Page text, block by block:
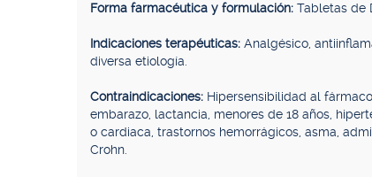
Forma farmacéutica y formulación: Tabletas de
Indicaciones terapéuticas: Analgésico,
diversa etiología.
Contraindicaciones: Hipersensibilidad al
embarazo, lactancia, menores de 18 años,
o cardiaca, trastornos hemorrágicos, asma,
Crohn.